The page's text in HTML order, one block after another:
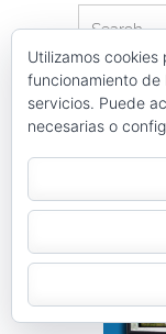
PÁGINAS
Archivos
Galerías de
Política de
Utilizamos
funcionamiento de
servicios. Puede
necesarias o